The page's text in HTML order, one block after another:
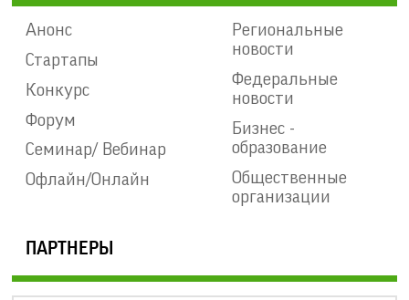
Анонс
Стартапы
Конкурс
Форум
Семинар/ Вебинар
Офлайн/Онлайн
Региональные
новости
Федеральные
новости
Бизнес -
образование
Общественные
организации
ПАРТНЕРЫ